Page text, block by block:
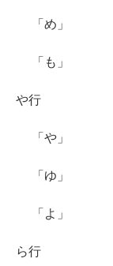
「め」
「も」
や行
「や」
「ゆ」
「よ」
ら行